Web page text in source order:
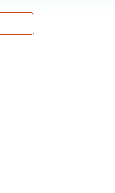
nas escolas e
o vereador.